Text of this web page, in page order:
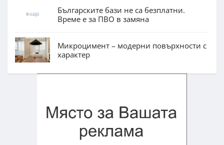
Българските бази не са безплатни.
Време е за ПВО в замяна
Микроцимент – модерни повърхности с
характер